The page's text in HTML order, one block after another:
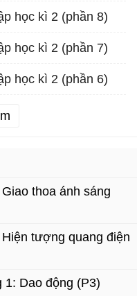
học kì 2 (phần 8)
học kì 2 (phần 7)
học kì 2 (phần 6)
thoa ánh sáng
tượng quang điện
Dao động (P3)